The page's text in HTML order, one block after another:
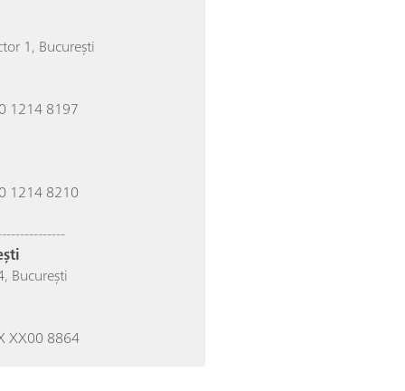
1, București
1214 8197
1214 8210
București
XX00 8864